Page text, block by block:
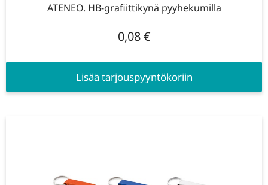
ATENEO. HB-grafiittikynä pyyhekumilla
0,08€
Lisää tarjouspyyntökoriin